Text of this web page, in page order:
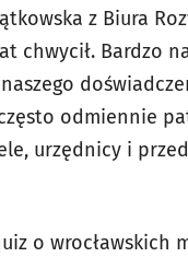
z Biura
chwycił. Bardzo
odmiennie
urzędnicy i
o wrocławskich